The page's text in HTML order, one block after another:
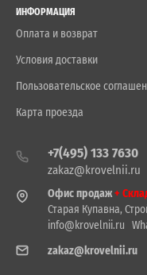
ИНФОРМАЦИЯ
Оплата и возврат
Условия доставки
Пользовательское
Карта проезда
+7(495) 133 7630
zakaz@krovelnii.ru
Офис продаж+
Старая Купавна,
info@krovelnii.ru
zakaz@krovelnii.ru